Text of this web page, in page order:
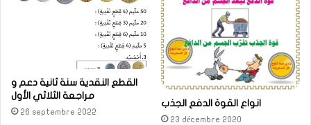
القطع النقدية سنة ثانية دعم و
مراجعة الثلاثي الأول
26 septembre 2022
انواع القوة الدفع الجذب
23 décembre 2020